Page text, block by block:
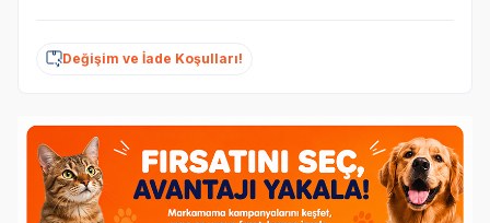
Değişim ve İade Koşulları!